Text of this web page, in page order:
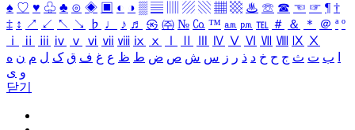
♠ ♡ ♥ ♧ ♣ ⊙ ◈ ▣ ◐ ◑ ▒ ▤ ▨ ▧ ▦ ▩ ♨ ☏ ☎ ☜ ☞ ¶ †
‡ ↕ ↗ ↙ ↖ ↘ ♭ ♩ ♪ ♬ ㉿ ㈜ № ㏇ ™ ㏂ ㏘ ℡ ＃ ＆ ＊ ＠ ª º
ⅰ
ⅱ ⅲ ⅳ ⅴ ⅵ ⅶ ⅷ ⅸ ⅹ Ⅳ Ⅴ Ⅵ Ⅶ Ⅷ Ⅸ Ⅹ
ب ت ث ج ح خ د ذ ر ز س ش ص ض ط ظ ع غ ف ق ک ل م ن ه
و ی
닫기